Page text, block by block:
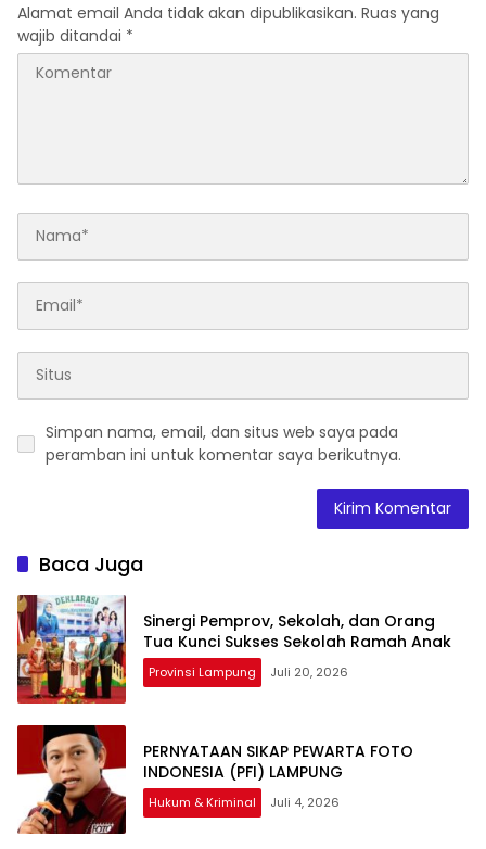
Alamat email Anda tidak akan dipublikasikan. Ruas yang
wajib ditandai *
Simpan nama, email, dan situs web saya pada
peramban ini untuk komentar saya berikutnya.
Baca Juga
Sinergi Pemprov, Sekolah, dan Orang
Tua Kunci Sukses Sekolah Ramah Anak
Provinsi Lampung Juli 20, 2026
PERNYATAAN SIKAP ​PEWARTA FOTO
INDONESIA (PFI) LAMPUNG
Hukum & Kriminal Juli 4, 2026